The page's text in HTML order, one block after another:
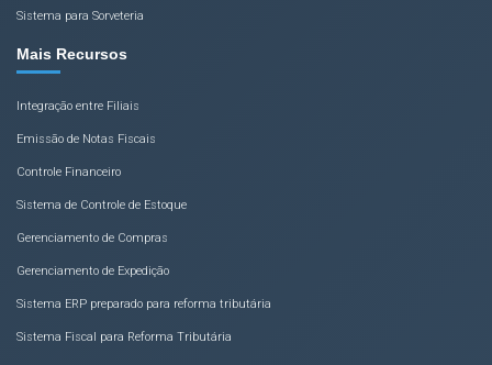
Sistema para Sorveteria
Mais Recursos
Integração entre Filiais
Emissão de Notas Fiscais
Controle Financeiro
Sistema de Controle de Estoque
Gerenciamento de Compras
Gerenciamento de Expedição
Sistema ERP preparado para reforma tributária
Sistema Fiscal para Reforma Tributária